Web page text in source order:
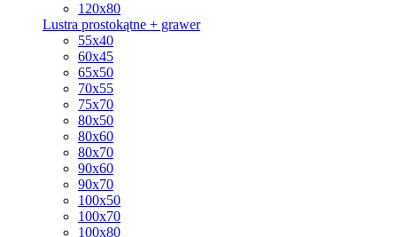
120x80
Lustra prostokątne + grawer
55x40
60x45
65x50
70x55
75x70
80x50
80x60
80x70
90x60
90x70
100x50
100x70
100x80